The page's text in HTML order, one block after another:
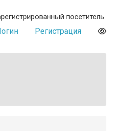
посетитель
Регистрация